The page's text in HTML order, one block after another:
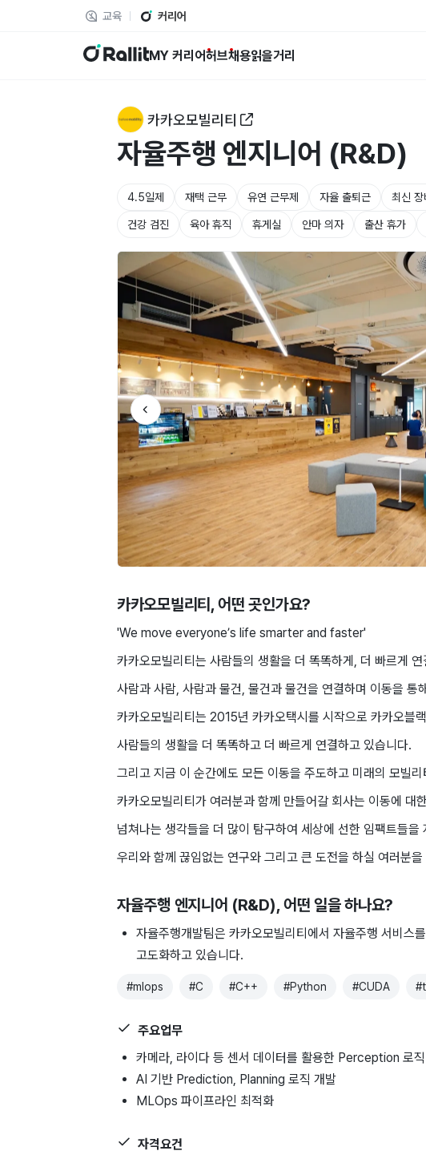
교육 커리어
랠릿 MY 커리어허브채용읽을거리
카카오모빌리티
자율주행 엔지니어 (R&D)
4.5일제 재택 근무 유연 근무제 자율 출퇴근 최신 장
건강 검진 육아 휴직 휴게실 안마 의자 출산 휴가
카카오모빌리티 , 어떤 곳인가요?
'We move everyone’s life smarter and faster'
카카오모빌리티는 사람들의 생활을 더 똑똑하게, 더 빠르게 연
사람과 사람, 사람과 물건, 물건과 물건을 연결하며 이동을 통
카카오모빌리티는 2015년 카카오택시를 시작으로 카카오블
사람들의 생활을 더 똑똑하고 더 빠르게 연결하고 있습니다.
그리고 지금 이 순간에도 모든 이동을 주도하고 미래의 모빌
카카오모빌리티가 여러분과 함께 만들어갈 회사는 이동에 대
넘쳐나는 생각들을 더 많이 탐구하여 세상에 선한 임팩트들을
우리와 함께 끊임없는 연구와 그리고 큰 도전을 하실 여러분을
자율주행 엔지니어 (R&D), 어떤 일을 하나요?
자율주행개발팀은 카카오모빌리티에서 ​자율주행 서비스
고도화하고 ​있습니다.
#mlops #C #C++ #Python #CUDA #
주요업무
카메라, ​라이다 ​등 센서 데이터를 ​활용한 ​Perception 로
AI ​기반 ​Prediction, ​Planning 로직 개발
MLOps ​파이프라인 최적화
자격요건